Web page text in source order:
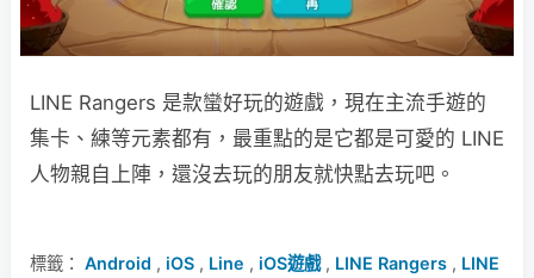
LINE Rangers 是款蠻好玩的遊戲，現在主流手遊的
集卡、練等元素都有，最重點的是它都是可愛的 LINE
人物親自上陣，還沒去玩的朋友就快點去玩吧。
標籤： Android , iOS , Line , iOS遊戲, LINE Rangers , LINE